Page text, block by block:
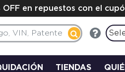
OFF en repuestos con el
TIENDAS